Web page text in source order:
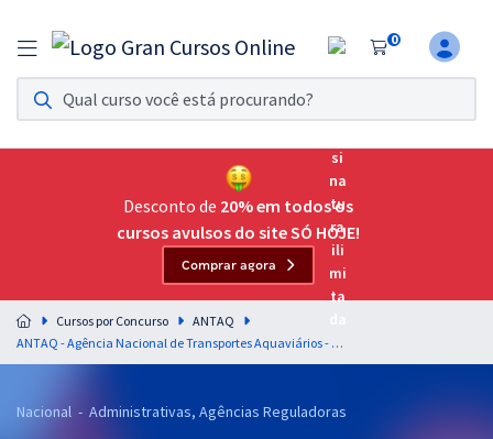
0
Assinatura Ilimitada 11
Acesso a todos os cursos. Teste grátis por 7 dias!
Assinatura OAB Até Passar
Acesso ilimitado a toda preparação para o Exame da
Residências Multiprofissionais
Preparação completa e intensiva para as principais
residências em saúde do Brasil
Desconto de 20% em todos os
cursos avulsos do site SÓ HOJE!
Comprar agora
Cursos por Concurso
ANTAQ
ANTAQ - Agência Nacional de Transportes Aquaviários - Conhecimentos Específicos para o Cargo: Analista Administrativo - Área: Ciências Contábeis
Nacional - Administrativas, Agências Reguladoras